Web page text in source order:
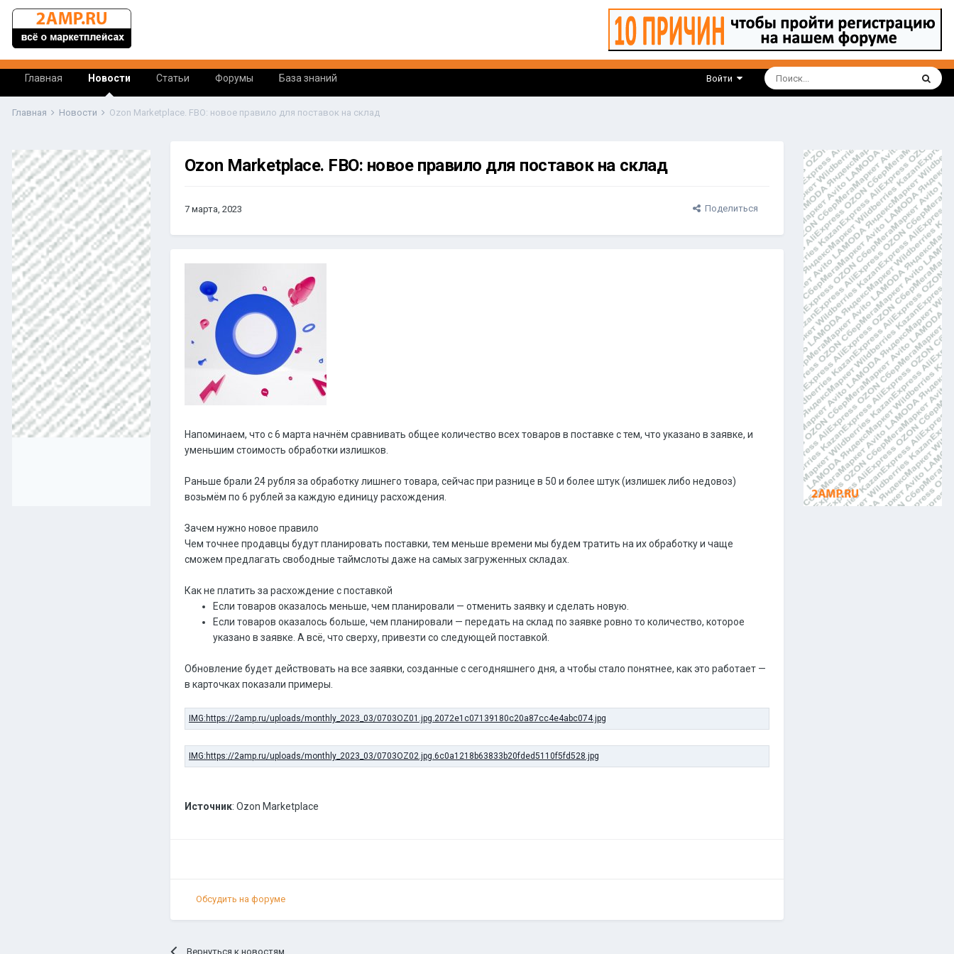
Главная Новости Статьи Форумы База знаний Войти
Главная Новости Ozon Marketplace. FBO: новое правило для поставок на склад
Ozon Marketplace. FBO: новое правило для поставок на склад
7 марта, 2023 Поделиться
Напоминаем, что с 6 марта начнём сравнивать общее количество всех товаров в поставке с тем, что указано в заявке, и
уменьшим стоимость обработки излишков.
Раньше брали 24 рубля за обработку лишнего товара, сейчас при разнице в 50 и более штук (излишек либо недовоз)
возьмём по 6 рублей за каждую единицу расхождения.
Зачем нужно новое правило
Чем точнее продавцы будут планировать поставки, тем меньше времени мы будем тратить на их обработку и чаще
сможем предлагать свободные таймслоты даже на самых загруженных складах.
Как не платить за расхождение с поставкой
Если товаров оказалось меньше, чем планировали — отменить заявку и сделать новую.
Если товаров оказалось больше, чем планировали — передать на склад по заявке ровно то количество, которое
указано в заявке. А всё, что сверху, привезти со следующей поставкой.
Обновление будет действовать на все заявки, созданные с сегодняшнего дня, а чтобы стало понятнее, как это работает —
в карточках показали примеры.
Источник: Ozon Marketplace
Обсудить на форуме
Вернуться к новостям